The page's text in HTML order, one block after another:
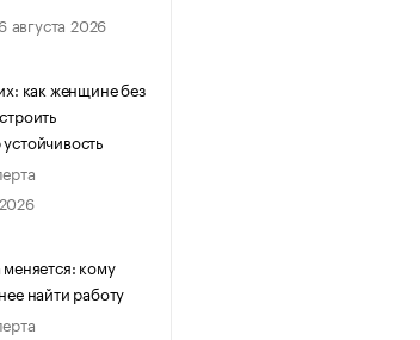
6 августа 2026
как женщине без
кому
найти работу